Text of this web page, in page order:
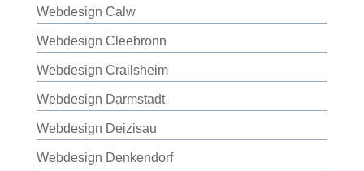
Webdesign Calw
Webdesign Cleebronn
Webdesign Crailsheim
Webdesign Darmstadt
Webdesign Deizisau
Webdesign Denkendorf